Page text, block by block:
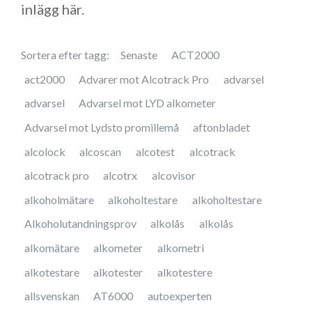
inlägg här.
Sortera efter tagg: Senaste
ACT2000
act2000
Advarer mot Alcotrack Pro
advarsel
advarsel
Advarsel mot LYD alkometer
Advarsel mot Lydsto promillemå
aftonbladet
alcolock
alcoscan alcotest
alcotrack
alcotrack pro
alcotrx
alcovisor
alkoholmätare
alkoholtestare
alkoholtestare
Alkoholutandningsprov
alkolås
alkolås
alkomätare
alkometer
alkometri
alkotestare
alkotester
alkotestere
allsvenskan
AT6000
autoexperten